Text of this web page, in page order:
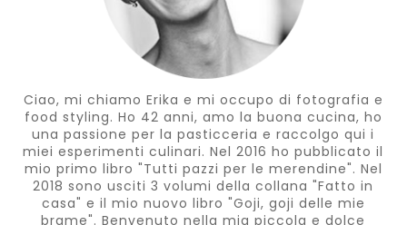
Ciao, mi chiamo Erika e mi occupo di fotografia e
food styling. Ho 42 anni, amo la buona cucina, ho
una passione per la pasticceria e raccolgo qui i
miei esperimenti culinari. Nel 2016 ho pubblicato il
mio primo libro "Tutti pazzi per le merendine". Nel
2018 sono usciti 3 volumi della collana "Fatto in
casa" e il mio nuovo libro "Goji, goji delle mie
brame". Benvenuto nella mia piccola e dolce